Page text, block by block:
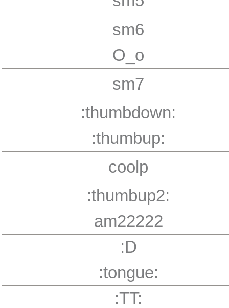
sm6
O_o
sm7
:thumbdown:
:thumbup:
coolp
:thumbup2:
am22222
:D
:tongue:
:TT: